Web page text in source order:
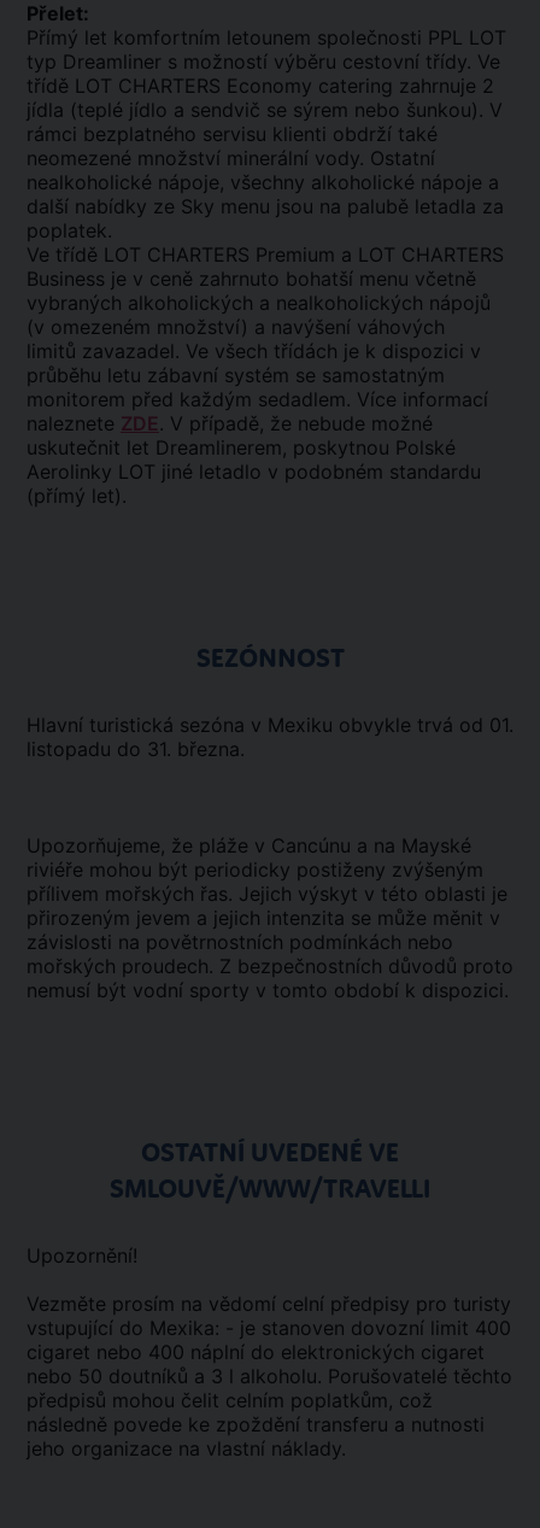
Přelet:
Přímý let komfortním letounem společnosti PPL LOT
typ Dreamliner s možností výběru cestovní třídy. Ve
třídě LOT CHARTERS Economy catering zahrnuje 2
jídla (teplé jídlo a sendvič se sýrem nebo šunkou). V
rámci bezplatného servisu klienti obdrží také
neomezené množství minerální vody. Ostatní
nealkoholické nápoje, všechny alkoholické nápoje a
další nabídky ze Sky menu jsou na palubě letadla za
poplatek.
Ve třídě LOT CHARTERS Premium a LOT CHARTERS
Business je v ceně zahrnuto bohatší menu včetně
vybraných alkoholických a nealkoholických nápojů
(v omezeném množství) a navýšení váhových
limitů zavazadel. Ve všech třídách je k dispozici v
průběhu letu zábavní systém se samostatným
monitorem před každým sedadlem. Více informací
naleznete ZDE . V případě, že nebude možné
uskutečnit let Dreamlinerem, poskytnou Polské
Aerolinky LOT jiné letadlo v podobném standardu
(přímý let).
SEZÓNNOST
Hlavní turistická sezóna v Mexiku obvykle trvá od 01.
listopadu do 31. března.
Upozorňujeme, že pláže v Cancúnu a na Mayské
riviéře mohou být periodicky postiženy zvýšeným
přílivem mořských řas. Jejich výskyt v této oblasti je
přirozeným jevem a jejich intenzita se může měnit v
závislosti na povětrnostních podmínkách nebo
mořských proudech. Z bezpečnostních důvodů proto
nemusí být vodní sporty v tomto období k dispozici.
OSTATNÍ UVEDENÉ VE
SMLOUVĚ/WWW/TRAVELLI
Upozornění!
Vezměte prosím na vědomí celní předpisy pro turisty
vstupující do Mexika: - je stanoven dovozní limit 400
cigaret nebo 400 náplní do elektronických cigaret
nebo 50 doutníků a 3 l alkoholu. Porušovatelé těchto
předpisů mohou čelit celním poplatkům, což
následně povede ke zpoždění transferu a nutnosti
jeho organizace na vlastní náklady.